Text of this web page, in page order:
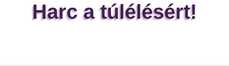
Harc a túlélésért!